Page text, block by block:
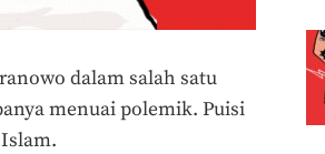
dalam salah satu
menuai polemik. Puisi